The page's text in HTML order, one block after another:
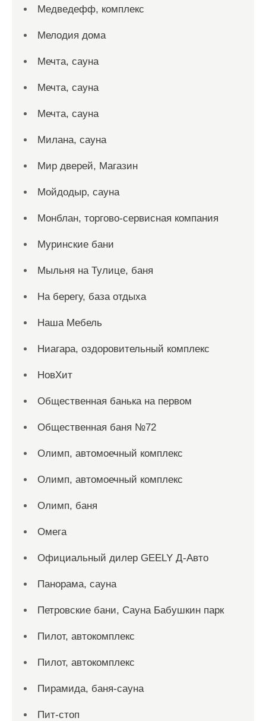
Медведефф, комплекс
Мелодия дома
Мечта, сауна
Мечта, сауна
Мечта, сауна
Милана, сауна
Мир дверей, Магазин
Мойдодыр, сауна
Монблан, торгово-сервисная компания
Муринские бани
Мыльня на Тулице, баня
На берегу, база отдыха
Наша Мебель
Ниагара, оздоровительный комплекс
НовХит
Общественная банька на первом
Общественная баня №72
Олимп, автомоечный комплекс
Олимп, автомоечный комплекс
Олимп, баня
Омега
Официальный дилер GEELY Д-Авто
Панорама, сауна
Петровские бани, Сауна Бабушкин парк
Пилот, автокомплекс
Пилот, автокомплекс
Пирамида, баня-сауна
Пит-стоп